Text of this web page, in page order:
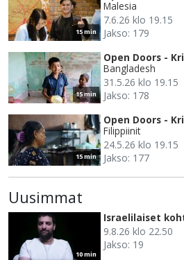
15 min
Malesia
7.6.26 klo 19.15
Jakso: 179
15 min
Open Doors -
Bangladesh
31.5.26 klo 19.15
Jakso: 178
15 min
Open Doors -
Filippiinit
24.5.26 klo 19.15
Jakso: 177
Uusimmat
10 min
Israelilaiset
9.8.26 klo 22.50
Jakso: 19